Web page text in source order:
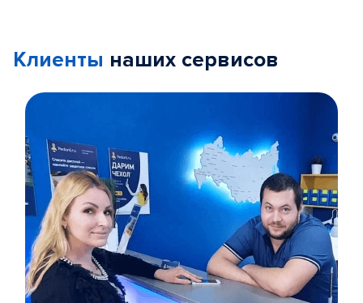
Клиенты наших сервисов